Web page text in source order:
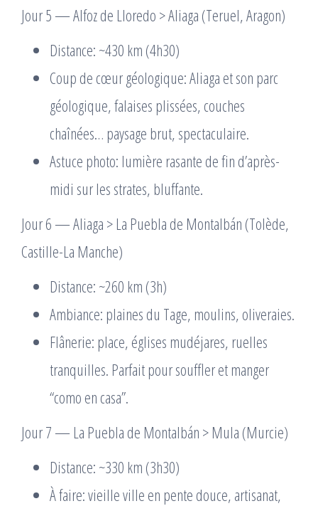
Jour 5 — Alfoz de Lloredo > Aliaga (Teruel, Aragon)
Distance: ~430 km (4h30)
Coup de cœur géologique: Aliaga et son parc
géologique, falaises plissées, couches
chaînées… paysage brut, spectaculaire.
Astuce photo: lumière rasante de fin d’après-
midi sur les strates, bluffante.
Jour 6 — Aliaga > La Puebla de Montalbán (Tolède,
Castille-La Manche)
Distance: ~260 km (3h)
Ambiance: plaines du Tage, moulins, oliveraies.
Flânerie: place, églises mudéjares, ruelles
tranquilles. Parfait pour souffler et manger
“como en casa”.
Jour 7 — La Puebla de Montalbán > Mula (Murcie)
Distance: ~330 km (3h30)
À faire: vieille ville en pente douce, artisanat,